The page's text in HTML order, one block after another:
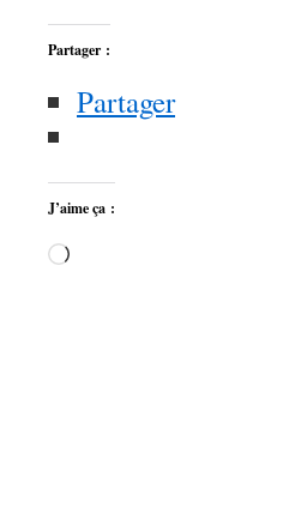
Partager :
Partager
J’aime ça :
Chargement…